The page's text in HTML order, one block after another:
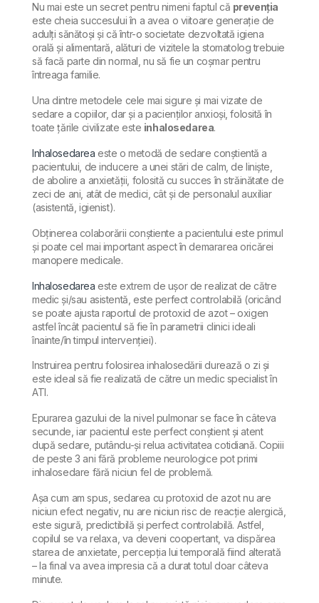
Nu mai este un secret pentru nimeni faptul că prevenția
este cheia succesului în a avea o viitoare generație de
adulți sănătoși și că într-o societate dezvoltată igiena
orală și alimentară, alături de vizitele la stomatolog trebuie
să facă parte din normal, nu să fie un coșmar pentru
întreaga familie.
Una dintre metodele cele mai sigure și mai vizate de
sedare a copiilor, dar și a pacienților anxioși, folosită în
toate țările civilizate este inhalosedarea.
Inhalosedarea este o metodă de sedare conștientă a
pacientului, de inducere a unei stări de calm, de liniște,
de abolire a anxietății, folosită cu succes în străinătate de
zeci de ani, atât de medici, cât și de personalul auxiliar
(asistentă, igienist).
Obținerea colaborării conștiente a pacientului este primul
și poate cel mai important aspect în demararea oricărei
manopere medicale.
Inhalosedarea este extrem de ușor de realizat de către
medic și/sau asistentă, este perfect controlabilă (oricând
se poate ajusta raportul de protoxid de azot – oxigen
astfel încât pacientul să fie în parametrii clinici ideali
înainte/în timpul intervenției).
Instruirea pentru folosirea inhalosedării durează o zi și
este ideal să fie realizată de către un medic specialist în
ATI.
Epurarea gazului de la nivel pulmonar se face în câteva
secunde, iar pacientul este perfect conștient și atent
după sedare, putându-și relua activitatea cotidiană. Copiii
de peste 3 ani fără probleme neurologice pot primi
inhalosedare fără niciun fel de problemă.
Așa cum am spus, sedarea cu protoxid de azot nu are
niciun efect negativ, nu are niciun risc de reacție alergică,
este sigură, predictibilă și perfect controlabilă. Astfel,
copilul se va relaxa, va deveni coopertant, va dispărea
starea de anxietate, percepția lui temporală fiind alterată
– la final va avea impresia că a durat totul doar câteva
minute.